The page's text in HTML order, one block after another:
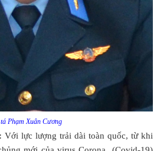
Phạm Xuân Cương
Với lực lượng trải dài toàn quốc, từ khi